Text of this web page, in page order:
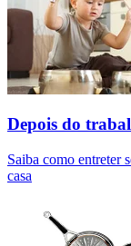
Depois do
Saiba como entreter
casa